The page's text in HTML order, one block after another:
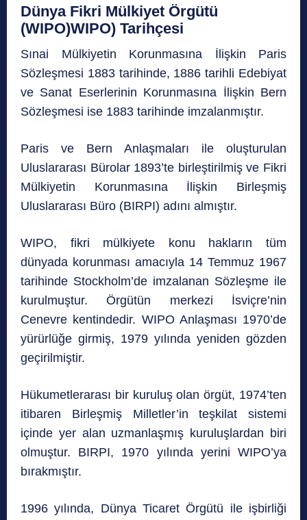
Dünya Fikri Mülkiyet Örgütü
(WIPO)WIPO) Tarihçesi
Sınai Mülkiyetin Korunmasına İlişkin Paris
Sözleşmesi 1883 tarihinde, 1886 tarihli Edebiyat
ve Sanat Eserlerinin Korunmasına İlişkin Bern
Sözleşmesi ise 1883 tarihinde imzalanmıştır.
Paris ve Bern Anlaşmaları ile oluşturulan
Uluslararası Bürolar 1893’te birleştirilmiş ve Fikri
Mülkiyetin Korunmasına İlişkin Birleşmiş
Uluslararası Büro (BIRPI) adını almıştır.
WIPO, fikri mülkiyete konu hakların tüm
dünyada korunması amacıyla 14 Temmuz 1967
tarihinde Stockholm’de imzalanan Sözleşme ile
kurulmuştur. Örgütün merkezi İsviçre’nin
Cenevre kentindedir. WIPO Anlaşması 1970’de
yürürlüğe girmiş, 1979 yılında yeniden gözden
geçirilmiştir.
Hükumetlerarası bir kuruluş olan örgüt, 1974’ten
itibaren Birleşmiş Milletler’in teşkilat sistemi
içinde yer alan uzmanlaşmış kuruluşlardan biri
olmuştur. BIRPI, 1970 yılında yerini WIPO’ya
bırakmıştır.
1996 yılında, Dünya Ticaret Örgütü ile işbirliği